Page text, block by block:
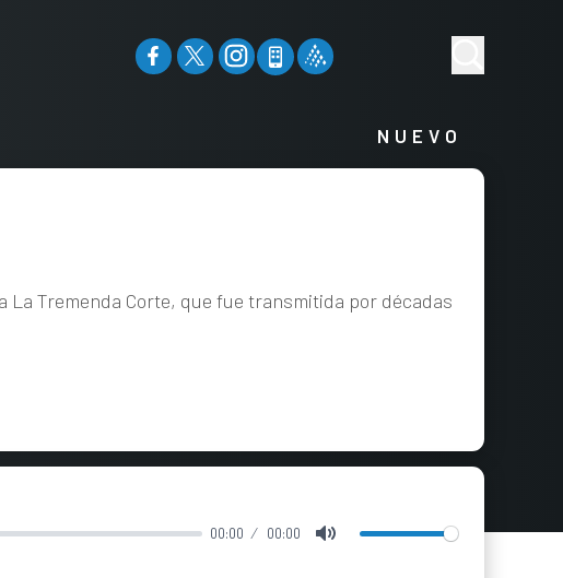
NUEVO
Tremenda Corte, que fue transmitida por décadas
00:00 00:00 Mute